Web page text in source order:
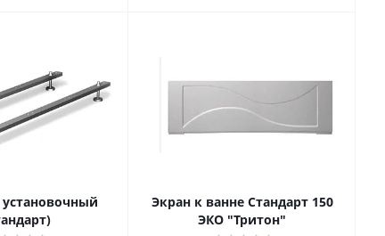
Экран к ванне Стандарт 150
ЭКО "Тритон"